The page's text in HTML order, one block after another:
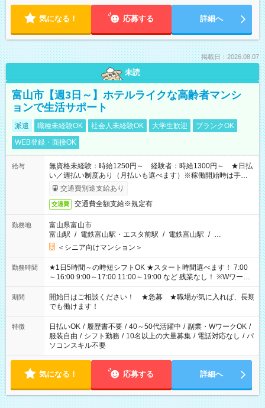
気になる！ 応募する 詳細へ
掲載日：2026.08.07
未読
富山市【週3日～】ホテルライクな高齢者マンシ
ョンで生活サポート
派遣 職種未経験OK 社会人未経験OK 大学生歓迎
ブランクOK
WEB登録・面接OK
給与
無資格未経験：時給1250円～ 経験者：時給1300円～ ★日払
い／週払い制度あり（月払いも選べます）※稼働開始時は手続き
完了次第のお支払いとなります。
交通費別途支給あり
交通費 交通費全額支給※規定有
勤務地
富山県富山市
富山駅 / 電鉄富山駅・エスタ前駅 / 電鉄富山駅 / …
＜シニア向けマンション＞
勤務時間
★1日5時間～の時短シフトOK ★スタート時間選べます！ 7:00
～16:00 9:00～17:00 11:00～19:00 など 残業なし！ ※Wワーク
の場合、他のお仕事と合わせ週40時間超の就業はご案内できま
せん ※法令に基づき、週20時間以上勤務は社会保険への加入対
象となります ※労働者派遣法（日雇い派遣の原則禁止）によ
り、短時間・短期間の就業はご案内が難しい場合があります
期間
開始日はご相談ください！ ★急募 ★職場が気に入れば、長期
でも働けます！
特徴 日払いOK / 履歴書不要 / 40～50代活躍中 / 副業・WワークOK /
服装自由 / シフト勤務 / 10名以上の大量募集 / 電話対応なし / パ
ソコンスキル不要
気になる！ 応募する 詳細へ